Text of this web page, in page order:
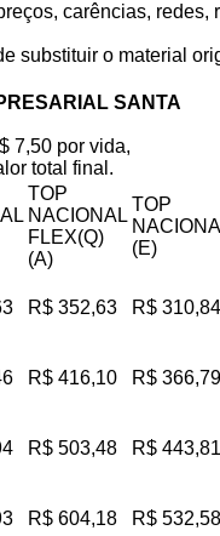
carências,
substituir o material
SANTA
7,50 por vida,
total final.
TOP
NACIONAL
FLEX(Q)
(A)
TOP
(E)
R$ 352,63 R$ 310,84
R$ 416,10 R$ 366,79
R$ 503,48 R$ 443,81
R$ 604,18 R$ 532,58